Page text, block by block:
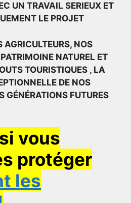
UN TRAVAIL SERIEUX ET
LE PROJET
AGRICULTEURS, NOS
NATUREL ET
TOURISTIQUES , LA
DE NOS
GÉNÉRATIONS FUTURES
vous
protéger
les